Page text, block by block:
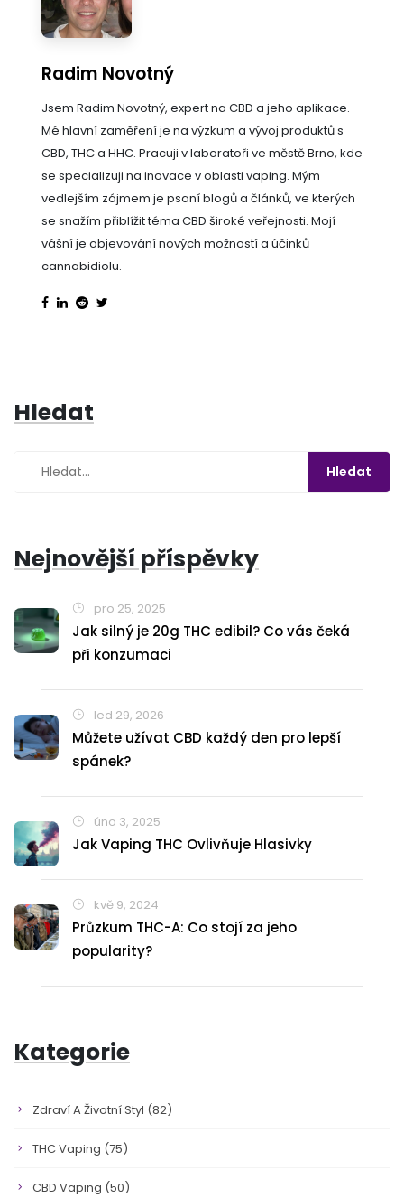
Radim Novotný
Jsem Radim Novotný, expert na CBD a jeho aplikace.
Mé hlavní zaměření je na výzkum a vývoj produktů s
CBD, THC a HHC. Pracuji v laboratoři ve městě Brno, kde
se specializuji na inovace v oblasti vaping. Mým
vedlejším zájmem je psaní blogů a článků, ve kterých
se snažím přiblížit téma CBD široké veřejnosti. Mojí
vášní je objevování nových možností a účinků
cannabidiolu.
Hledat
Nejnovější příspěvky
pro 25, 2025
Jak silný je 20g THC edibil? Co vás čeká
při konzumaci
led 29, 2026
Můžete užívat CBD každý den pro lepší
spánek?
úno 3, 2025
Jak Vaping THC Ovlivňuje Hlasivky
kvě 9, 2024
Průzkum THC-A: Co stojí za jeho
popularity?
Kategorie
Zdraví A Životní Styl (82)
THC Vaping (75)
CBD Vaping (50)